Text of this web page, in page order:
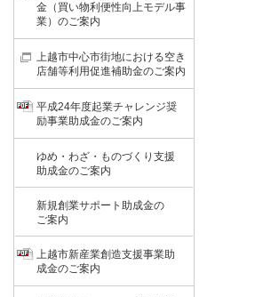
金（買い物利便性向上モデル事
業）のご案内
上越市中心市街地における空き
店舗等利用促進補助金のご案内
平成24年度起業チャレンジ奨
励事業助成金のご案内
ゆめ・わざ・ものづくり支援
助成金のご案内
新規創業サポート助成金の
ご案内
上越市新産業創造支援事業助
成金のご案内